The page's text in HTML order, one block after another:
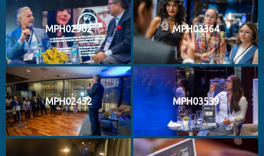
MPH02902 MPH03364
MPH02452 MPH03539